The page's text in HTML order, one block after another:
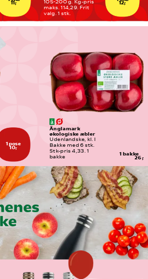
11,- 12,-
105-200 g. Kg-pris
maks. 114,29. Frit
valg. 1 stk.
1 pose
10,-
1 bakke
26,-
Änglamark
økologiske æbler
Udenlandske, kl. I
Bakke med 6 stk.
Stk-pris 4,33. 1
bakke